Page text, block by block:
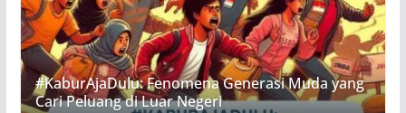
#KaburAjaDulu: Fenomena Generasi Muda yang
Cari Peluang di Luar Negeri